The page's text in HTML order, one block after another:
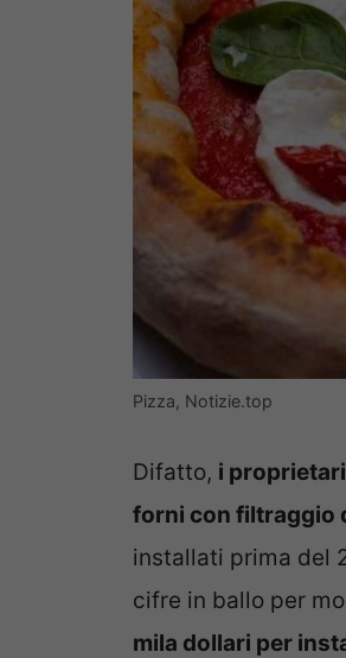
Pizza, Notizie.top
Difatto, i
forni con filtraggio
installati prima del
cifre in ballo per
mila dollari per